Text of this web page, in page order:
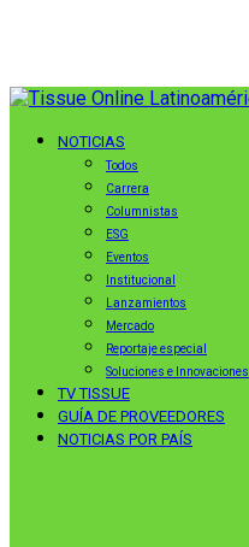
NOTICIAS
Todos
Carrera
Columnistas
ESG
Eventos
Institucional
Lanzamientos
Mercado
Reportaje especial
Soluciones e Innovaciones
TV TISSUE
GUÍA DE PROVEEDORES
NOTICIAS POR PAÍS